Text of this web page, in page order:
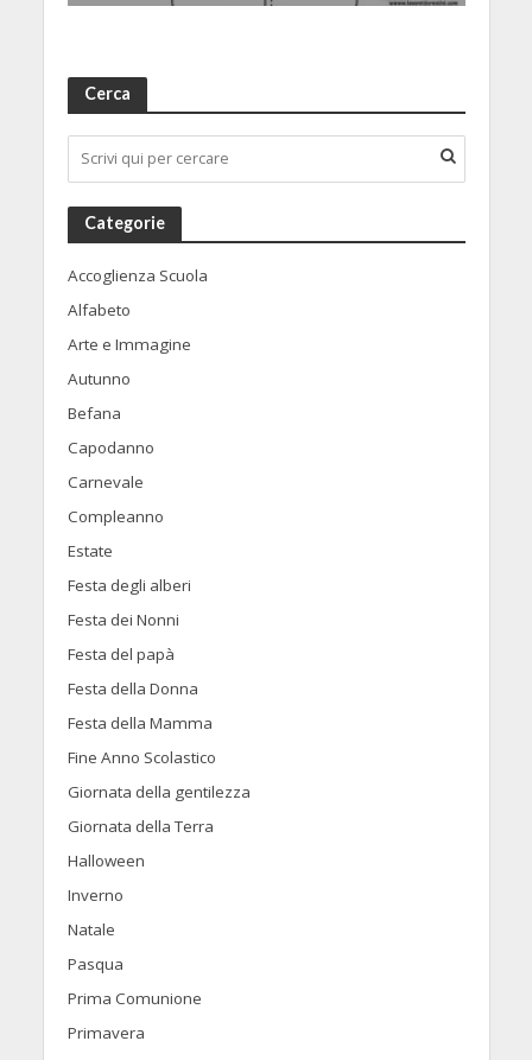
Cerca
Categorie
Accoglienza Scuola
Alfabeto
Arte e Immagine
Autunno
Befana
Capodanno
Carnevale
Compleanno
Estate
Festa degli alberi
Festa dei Nonni
Festa del papà
Festa della Donna
Festa della Mamma
Fine Anno Scolastico
Giornata della gentilezza
Giornata della Terra
Halloween
Inverno
Natale
Pasqua
Prima Comunione
Primavera